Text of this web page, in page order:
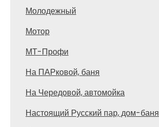
Молодежный
Мотор
МТ-Профи
На ПАРковой, баня
На Чередовой, автомойка
Настоящий Русский пар, дом-баня